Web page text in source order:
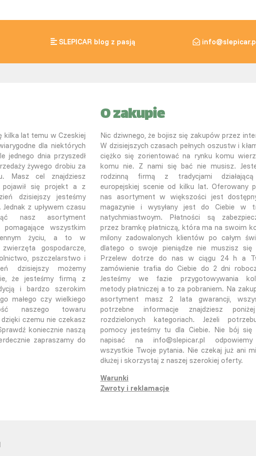
SLEPICAR blog z pasją
kilka lat temu w Czeskiej
dla niektórych
jednego dnia przyszedł
żywego drobiu za
Masz cel znajdziesz
się projekt a z
dzisiejszy jesteśmy
z upływem czasu
nasz asortyment
wszystkim
życiu, a to w
gospodarcze,
pszczelarstwo i
dzisiejszy możemy
że jesteśmy firmą z
i bardzo szerokim
małego czy wielkiego
naszego towaru
czemu nie czekasz
koniecznie naszą
zapraszamy do
O zakupie
Nic dziwnego, że bojisz się zakupów przez
W dzisiejszych czasach pełnych oszustw i
ciężko się zorientować na rynku komu
komu nie. Z nami się bać nie musisz.
rodzinną firmą z tradycjami
europejskiej scenie od kilku lat. Oferowany
nas asortyment w większości jest
magazynie i wysyłany jest do Ciebie w
natychmiastwoym. Płatności są
przez bramkę płatniczą, która ma na swoim
milony zadowalonych klientów po całym
dlatego o swoje pieniądze nie muszisz się
Przelew dotrze do nas w ciągu 24 h a
zamówienie trafia do Ciebie do 2 dni
Jesteśmy we fazie przygotowywania
metody płatniczej a to za pobraniem. Na
asortyment masz 2 lata gwarancji,
potrzebne informacje znajdziesz
rozdzielonych kategoriach. Jeżeli
pomocy jesteśmy tu dla Ciebie. Nie bój się
napisać na info@slepicar.pl
wszystkie Twoje pytania. Nie czekaj już ani
dłużej i skorzystaj z naszej szerokiej oferty.
Warunki
Zwroty i reklamacje